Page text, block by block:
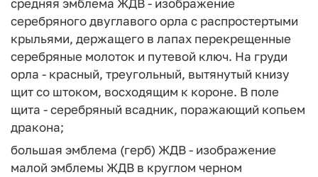
серебряного двуглавого орла с распростертыми
крыльями, держащего в лапах перекрещенные
серебряные молоток и путевой ключ. На груди
орла - красный, треугольный, вытянутый книзу
щит со штоком, восходящим к короне. В поле
щита - серебряный всадник, поражающий копьем
дракона;
большая эмблема (герб) ЖДВ - изображение
малой эмблемы ЖДВ в круглом черном